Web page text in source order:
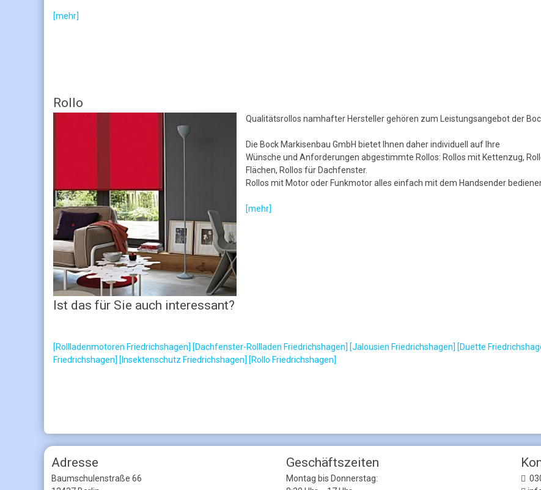
[mehr]
Rollo
Qualitätsrollos namhafter Hersteller gehören zum Leistungsangebot der
Die Bock Markisenbau GmbH bietet Ihnen daher individuell auf Ihre
Wünsche und Anforderungen abgestimmte Rollos: Rollos mit Kettenzug,
Flächen, Rollos für Dachfenster.
Rollos mit Motor oder Funkmotor alles einfach mit dem Handsender
[mehr]
Ist das für Sie auch interessant?
[Rollladenmotoren Friedrichshagen] [Dachfenster-Rollladen Friedrichshagen] [Jalousien Friedrichshagen] [Duette
Friedrichshagen] [Insektenschutz Friedrichshagen] [Rollo Friedrichshagen]
Adresse
Baumschulenstraße 66
Geschäftszeiten
Montag bis Donnerstag: